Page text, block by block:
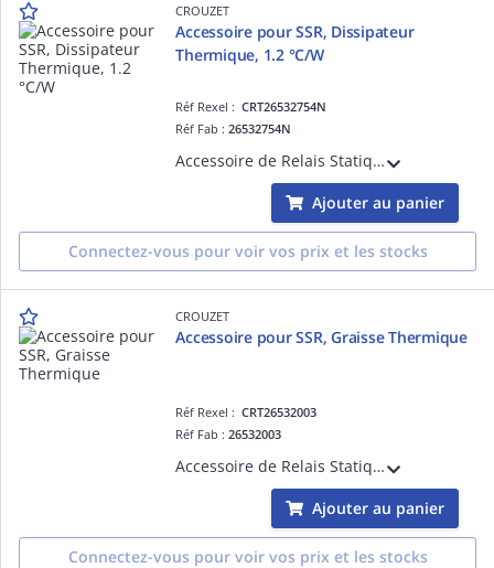
CROUZET
Accessoire pour SSR, Dissipateur
Thermique, 1.2 °C/W
Réf Rexel :CRT26532754N
Réf Fab :26532754N
Accessoire de Relais Statiques, Dissipateur Thermique, 1.2 °C/W
Ajouter au panier
Connectez-vous pour voir vos prix et les stocks
CROUZET
Accessoire pour SSR, Graisse Thermique
Réf Rexel :CRT26532003
Réf Fab :26532003
Accessoire de Relais Statiques, Graisse Thermique
Ajouter au panier
Connectez-vous pour voir vos prix et les stocks